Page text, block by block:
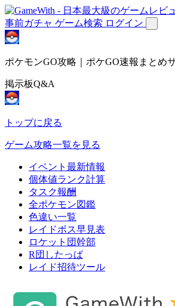
事前ガチャ ゲーム検索 ログイン
ポケモンGO攻略｜ポケGO速報まとめ
掲示板Q&A
トップに戻る
ゲーム攻略一覧を見る
イベント最新情報
個体値ランク計算
タスク報酬
全ポケモン図鑑
色違い一覧
レイドボス早見表
ロケット団幹部
R団したっぱ
レイド招待ツール